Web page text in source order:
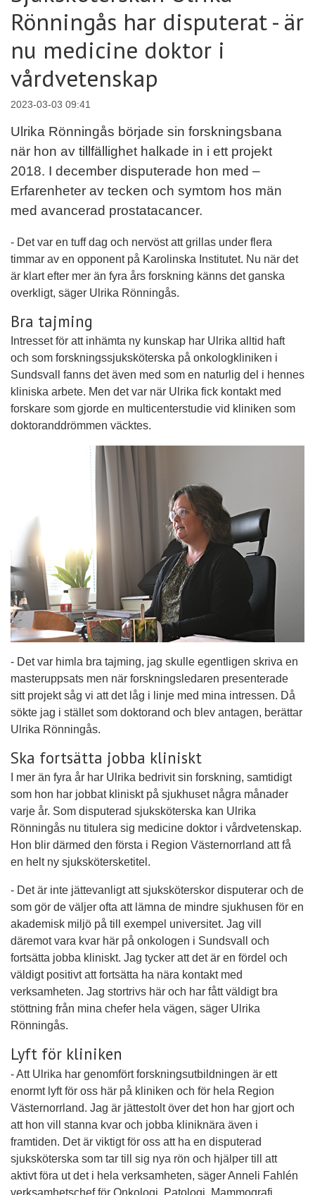
Rönningås har disputerat - är
nu medicine doktor i
vårdvetenskap
2023-03-03 09:41
Ulrika Rönningås började sin forskningsbana
när hon av tillfällighet halkade in i ett projekt
2018. I december disputerade hon med –
Erfarenheter av tecken och symtom hos män
med avancerad prostatacancer.
- Det var en tuff dag och nervöst att grillas under flera
timmar av en opponent på Karolinska Institutet. Nu när det
är klart efter mer än fyra års forskning känns det ganska
overkligt, säger Ulrika Rönningås.
Bra tajming
Intresset för att inhämta ny kunskap har Ulrika alltid haft
och som forskningssjuksköterska på onkologkliniken i
Sundsvall fanns det även med som en naturlig del i hennes
kliniska arbete. Men det var när Ulrika fick kontakt med
forskare som gjorde en multicenterstudie vid kliniken som
doktoranddrömmen väcktes.
- Det var himla bra tajming, jag skulle egentligen skriva en
masteruppsats men när forskningsledaren presenterade
sitt projekt såg vi att det låg i linje med mina intressen. Då
sökte jag i stället som doktorand och blev antagen, berättar
Ulrika Rönningås.
Ska fortsätta jobba kliniskt
I mer än fyra år har Ulrika bedrivit sin forskning, samtidigt
som hon har jobbat kliniskt på sjukhuset några månader
varje år. Som disputerad sjuksköterska kan Ulrika
Rönningås nu titulera sig medicine doktor i vårdvetenskap.
Hon blir därmed den första i Region Västernorrland att få
en helt ny sjukskötersketitel.
- Det är inte jättevanligt att sjuksköterskor disputerar och de
som gör de väljer ofta att lämna de mindre sjukhusen för en
akademisk miljö på till exempel universitet. Jag vill
däremot vara kvar här på onkologen i Sundsvall och
fortsätta jobba kliniskt. Jag tycker att det är en fördel och
väldigt positivt att fortsätta ha nära kontakt med
verksamheten. Jag stortrivs här och har fått väldigt bra
stöttning från mina chefer hela vägen, säger Ulrika
Rönningås.
Lyft för kliniken
- Att Ulrika har genomfört forskningsutbildningen är ett
enormt lyft för oss här på kliniken och för hela Region
Västernorrland. Jag är jättestolt över det hon har gjort och
att hon vill stanna kvar och jobba kliniknära även i
framtiden. Det är viktigt för oss att ha en disputerad
sjuksköterska som tar till sig nya rön och hjälper till att
aktivt föra ut det i hela verksamheten, säger Anneli Fahlén
verksamhetschef för Onkologi, Patologi, Mammografi,